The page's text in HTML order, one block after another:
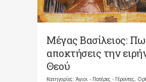
Μέγας Βασίλειος:
αποκτήσεις την
Θεού
Κατηγορίες: Άγιοι - Πατέρες - Γέροντες,